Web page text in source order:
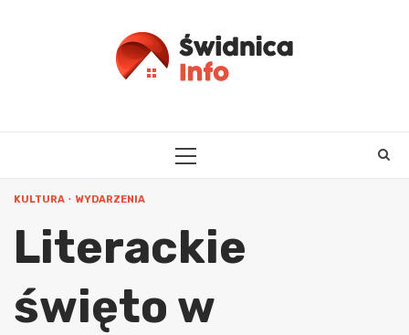
PRIMARY
KULTURA WYDARZENIA
Literackie
święto w